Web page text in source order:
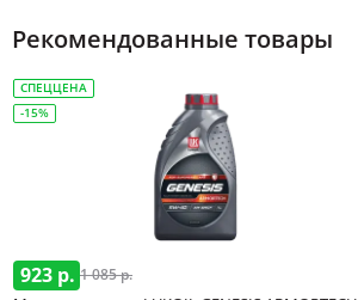
Рекомендованные товары
СПЕЦЦЕНА
-15%
923 р. 1 085 р.